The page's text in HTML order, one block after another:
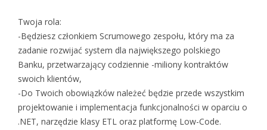
Twoja rola:
-Będziesz członkiem Scrumowego zespołu, który ma za
zadanie rozwijać system dla największego polskiego
Banku, przetwarzający codziennie -miliony kontraktów
swoich klientów,
-Do Twoich obowiązków należeć będzie przede wszystkim
projektowanie i implementacja funkcjonalności w oparciu o
.NET, narzędzie klasy ETL oraz platformę Low-Code.